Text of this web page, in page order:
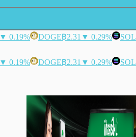
▼ 0.19% DOGE฿2.31 ▼ 0.29% SOL
▼ 0.19% DOGE฿2.31 ▼ 0.29% SOL